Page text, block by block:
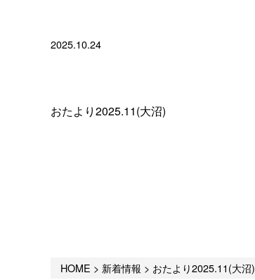
2025.10.24
おたより2025.11(大沼)
HOME > 新着情報 > おたより2025.11(大沼)